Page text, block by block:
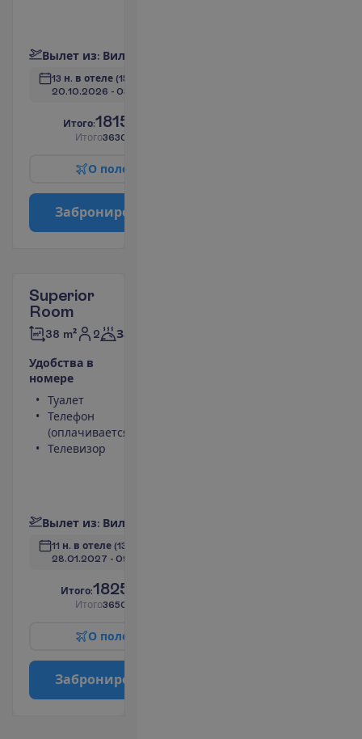
Вылет из: Вил
13 н. в отеле (15 н. всего)
20.10.2026 - 03.11.2026
Итого:1815.00
Итого3630.00
О поле
Заброниро
Superior
Room
38 m² 2 Завтраки
Удобства в
номере
Туалет
Телефон
(оплачивается)
Телевизор
Вылет из: Вил
11 н. в отеле (13 н. всего)
28.01.2027 - 09.02.2027
Итого:1825.00
Итого3650.00
О поле
Заброниро